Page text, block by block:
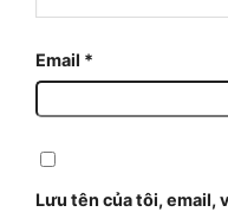
Email *
Lưu tên của tôi, email,